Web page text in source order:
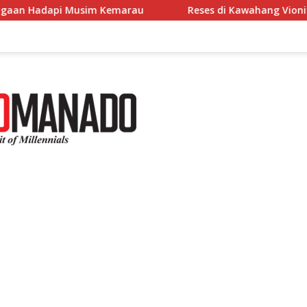
Reses di Kawahang Vionita Kuera Dorong